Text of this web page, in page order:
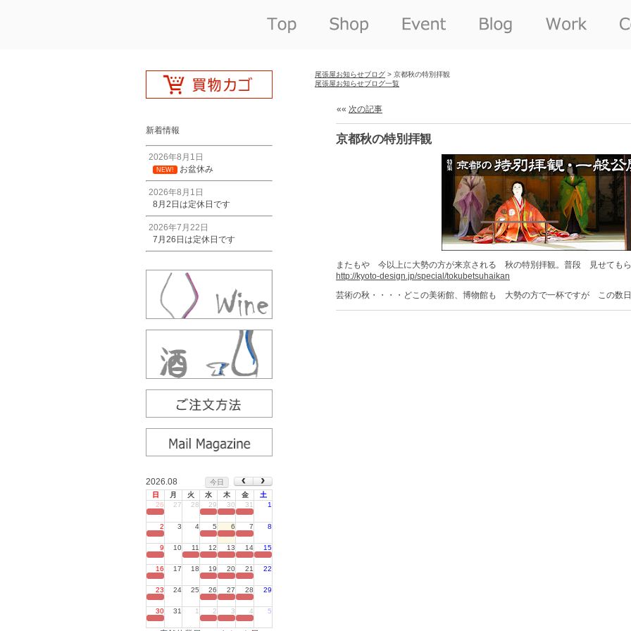
新着情報
2026年8月1日
NEW! お盆休み
2026年8月1日
8月2日は定休日です
2026年7月22日
7月26日は定休日です
2026.08
今日
日
月 火 水 木 金
土
26
27 28 29 30 31 1
2 3 4 5 6 7 8
9 10 11 12 13 14 15
16 17 18 19 20 21 22
23 24 25 26 27 28 29
30 31 1 2 3 4 5
尾張屋お知らせブログ > 京都秋の特別拝観
尾張屋お知らせブログ一覧
«« 次の記事
京都秋の特別拝観
またもや 今以上に大勢の方が来京される 秋の特別拝観。普段 見せてもら
http://kyoto-design.jp/special/tokubetsuhaikan
芸術の秋・・・・どこの美術館、博物館も 大勢の方で一杯ですが この数日